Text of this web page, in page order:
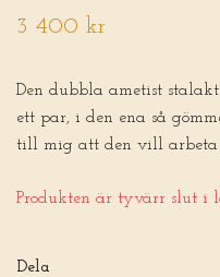
3 400 kr
Den dubbla ametist
ett par, i den ena så
till mig att den vill arbeta
Produkten är tyvärr slut i
Dela